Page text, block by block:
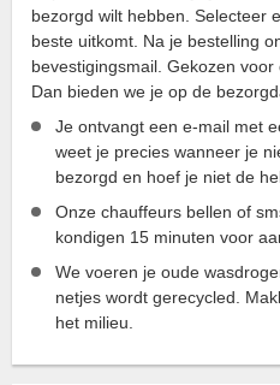
bezorgd wilt hebben. Selecteer
beste uitkomt. Na je bestelling
bevestigingsmail. Gekozen
Dan bieden we je op de
Je ontvangt een e-mail met
weet je precies wanneer je
bezorgd en hoef je niet de
Onze chauffeurs bellen of
kondigen 15 minuten voor
We voeren je oude
netjes wordt gerecycled.
het milieu.